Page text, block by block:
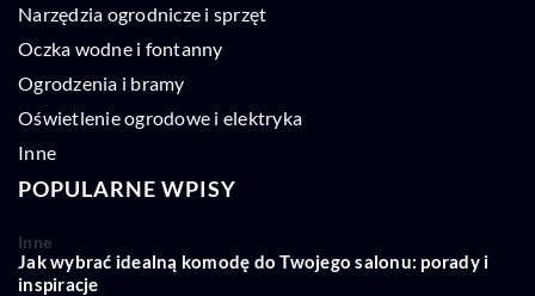
Narzędzia ogrodnicze i sprzęt
Oczka wodne i fontanny
Ogrodzenia i bramy
Oświetlenie ogrodowe i elektryka
Inne
POPULARNE WPISY
Inne
Jak wybrać idealną komodę do Twojego salonu: porady i
inspiracje